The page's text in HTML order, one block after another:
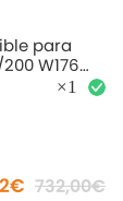
para
W176
×1
732,00€